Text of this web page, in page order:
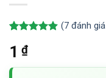
dựa trên
đánh giá
(7đánh giá
1 ₫